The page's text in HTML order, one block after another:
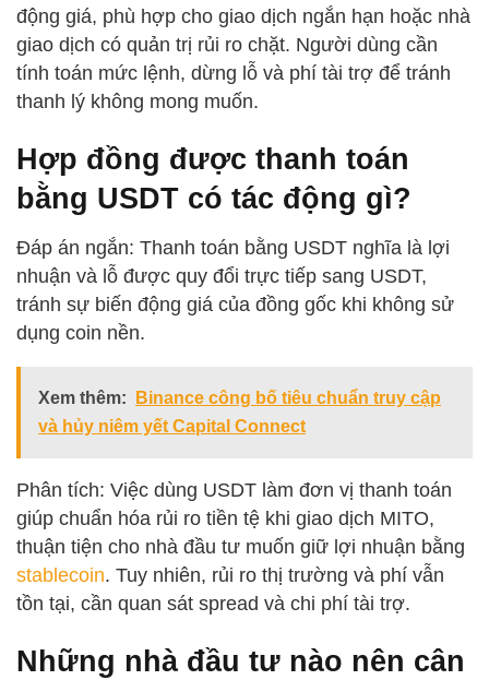
động giá, phù hợp cho giao dịch ngắn hạn hoặc nhà
giao dịch có quản trị rủi ro chặt. Người dùng cần
tính toán mức lệnh, dừng lỗ và phí tài trợ để tránh
thanh lý không mong muốn.
Hợp đồng được thanh toán
bằng USDT có tác động gì?
Đáp án ngắn: Thanh toán bằng USDT nghĩa là lợi
nhuận và lỗ được quy đổi trực tiếp sang USDT,
tránh sự biến động giá của đồng gốc khi không sử
dụng coin nền.
Xem thêm:
Binance công bố tiêu chuẩn truy cập
và hủy niêm yết Capital Connect
Phân tích: Việc dùng USDT làm đơn vị thanh toán
giúp chuẩn hóa rủi ro tiền tệ khi giao dịch MITO,
thuận tiện cho nhà đầu tư muốn giữ lợi nhuận bằng
stablecoin. Tuy nhiên, rủi ro thị trường và phí vẫn
tồn tại, cần quan sát spread và chi phí tài trợ.
Những nhà đầu tư nào nên cân